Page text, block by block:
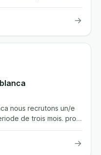
→
e
de trois mois. profil
→